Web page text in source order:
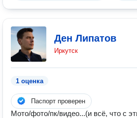
Ден Липатов
Иркутск
1 оценка
Паспорт проверен
Мото/фото/пк/видео...(и всё, что с